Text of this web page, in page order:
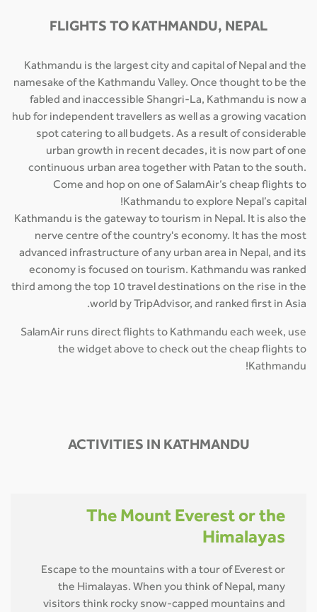
FLIGHTS TO KATHMANDU, NEPAL
Kathmandu is the largest city and capital of Nepal and the
namesake of the Kathmandu Valley. Once thought to be the
fabled and inaccessible Shangri-La, Kathmandu is now a
hub for independent travellers as well as a growing vacation
spot catering to all budgets. As a result of considerable
urban growth in recent decades, it is now part of one
continuous urban area together with Patan to the south.
Come and hop on one of SalamAir’s cheap flights to
Kathmandu to explore Nepal’s capital!
Kathmandu is the gateway to tourism in Nepal. It is also the
nerve centre of the country's economy. It has the most
advanced infrastructure of any urban area in Nepal, and its
economy is focused on tourism. Kathmandu was ranked
third among the top 10 travel destinations on the rise in the
world by TripAdvisor, and ranked first in Asia.
SalamAir runs direct flights to Kathmandu each week, use
the widget above to check out the cheap flights to
Kathmandu!
ACTIVITIES IN KATHMANDU
The Mount Everest or the
Himalayas
Escape to the mountains with a tour of Everest or
the Himalayas. When you think of Nepal, many
visitors think rocky snow-capped mountains and